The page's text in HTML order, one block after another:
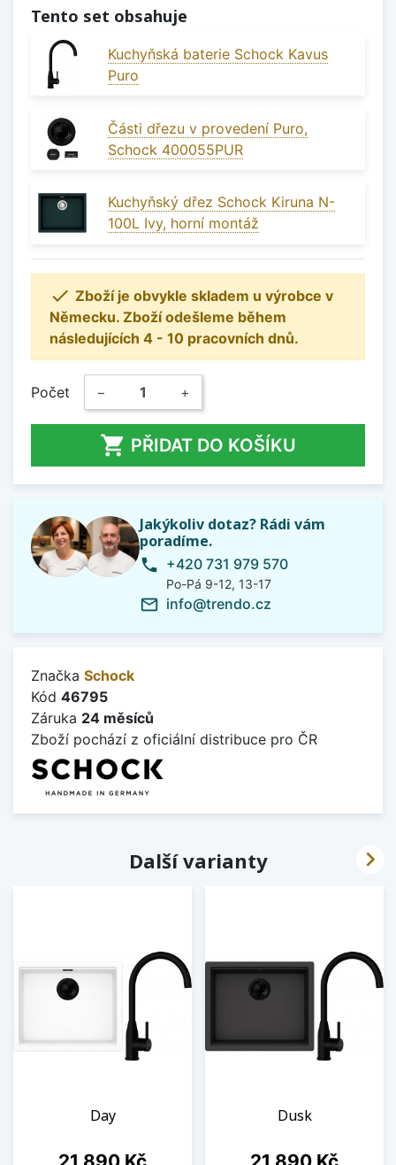
Tento set obsahuje
Kuchyňská baterie Schock Kavus
Puro
Části dřezu v provedení Puro,
Schock 400055PUR
Kuchyňský dřez Schock Kiruna N-
100L Ivy, horní montáž
 Zboží je obvykle skladem u výrobce v
Německu. Zboží odešleme během
následujících 4 - 10 pracovních dnů.
Počet − +
 PŘIDAT DO KOŠÍKU
Jakýkoliv dotaz? Rádi vám
poradíme.
phone +420 731 979 570
Po-Pá 9-12, 13-17
mail_outline info@trendo.cz
Značka Schock
Kód 46795
Záruka 24 měsíců
Zboží pochází z oficiální distribuce pro ČR
Další varianty
Day
Cena
Dusk
Cena
